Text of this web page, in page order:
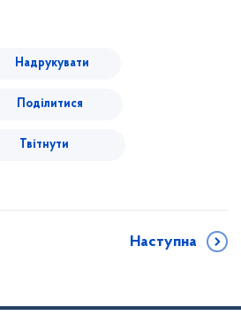
Надрукувати
Поділитися
Твітнути
Наступна